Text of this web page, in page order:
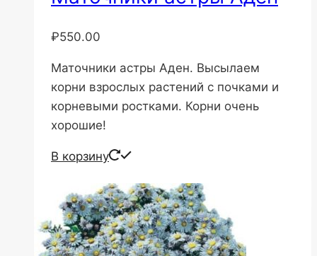
₽550.00
Маточники астры Аден. Высылаем
корни взрослых растений с почками и
корневыми ростками. Корни очень
хорошие!
В корзину